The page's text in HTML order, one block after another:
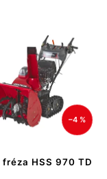
–4 %
fréza HSS 970 TD